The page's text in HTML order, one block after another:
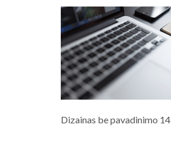
Dizainas be pavadinimo 14